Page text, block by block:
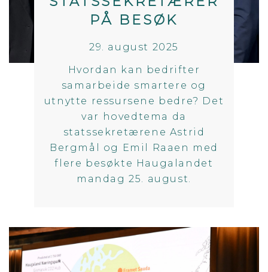
PÅ BESØK
29. august 2025
Hvordan kan bedrifter
samarbeide smartere og
utnytte ressursene bedre? Det
var hovedtema da
statssekretærene Astrid
Bergmål og Emil Raaen med
flere besøkte Haugalandet
mandag 25. august.